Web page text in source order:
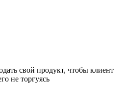
свой продукт, чтобы клиент
не торгуясь